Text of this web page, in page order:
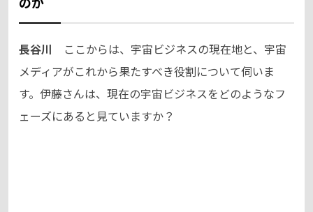
長谷川 ここからは、宇宙ビジネスの現在地と、宇宙
メディアがこれから果たすべき役割について伺いま
す。伊藤さんは、現在の宇宙ビジネスをどのようなフ
ェーズにあると見ていますか？